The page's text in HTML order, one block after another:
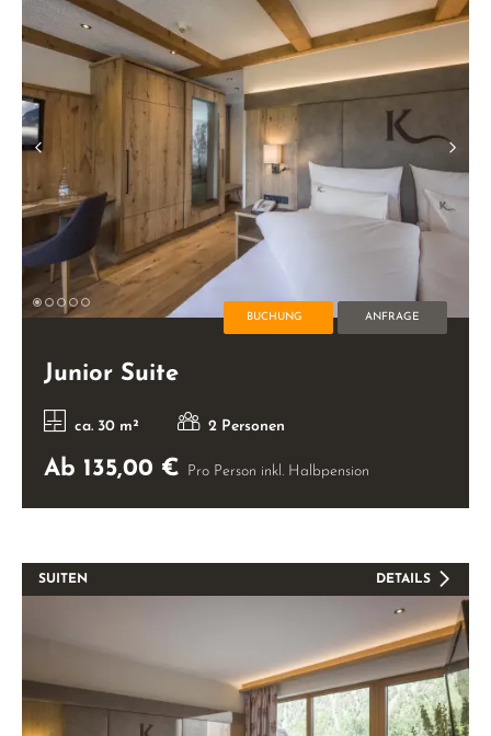
BUCHUNG ANFRAGE
Junior Suite
ca. 30 m² 2 Personen
Ab 135,00 € Pro Person inkl. Halbpension
SUITEN DETAILS